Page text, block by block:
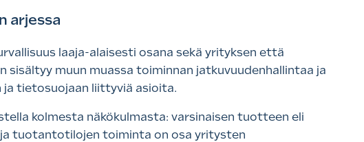
arjessa
laaja-alaisesti osana sekä yrityksen että
sisältyy muun muassa toiminnan jatkuvuudenhallintaa ja
tietosuojaan liittyviä asioita.
kolmesta näkökulmasta: varsinaisen tuotteen eli
ja tuotantotilojen toiminta on osa yritysten